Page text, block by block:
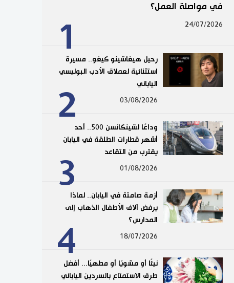
1
في مواصلة العمل؟
24/07/2026
2
رحيل هيغاشينو كيغو.. مسيرة
استثنائية لعملاق الأدب البوليسي
الياباني
03/08/2026
3
وداعًا لشينكانسن 500.. أحد
أشهر قطارات الطلقة في اليابان
يقترب من التقاعد
01/08/2026
4
أزمة صامتة في اليابان.. لماذا
يرفض آلاف الأطفال الذهاب إلى
المدارس؟
18/07/2026
نيئًا أو مشويًا أو مطهيًا... أفضل
طرق الاستمتاع بالسردين الياباني